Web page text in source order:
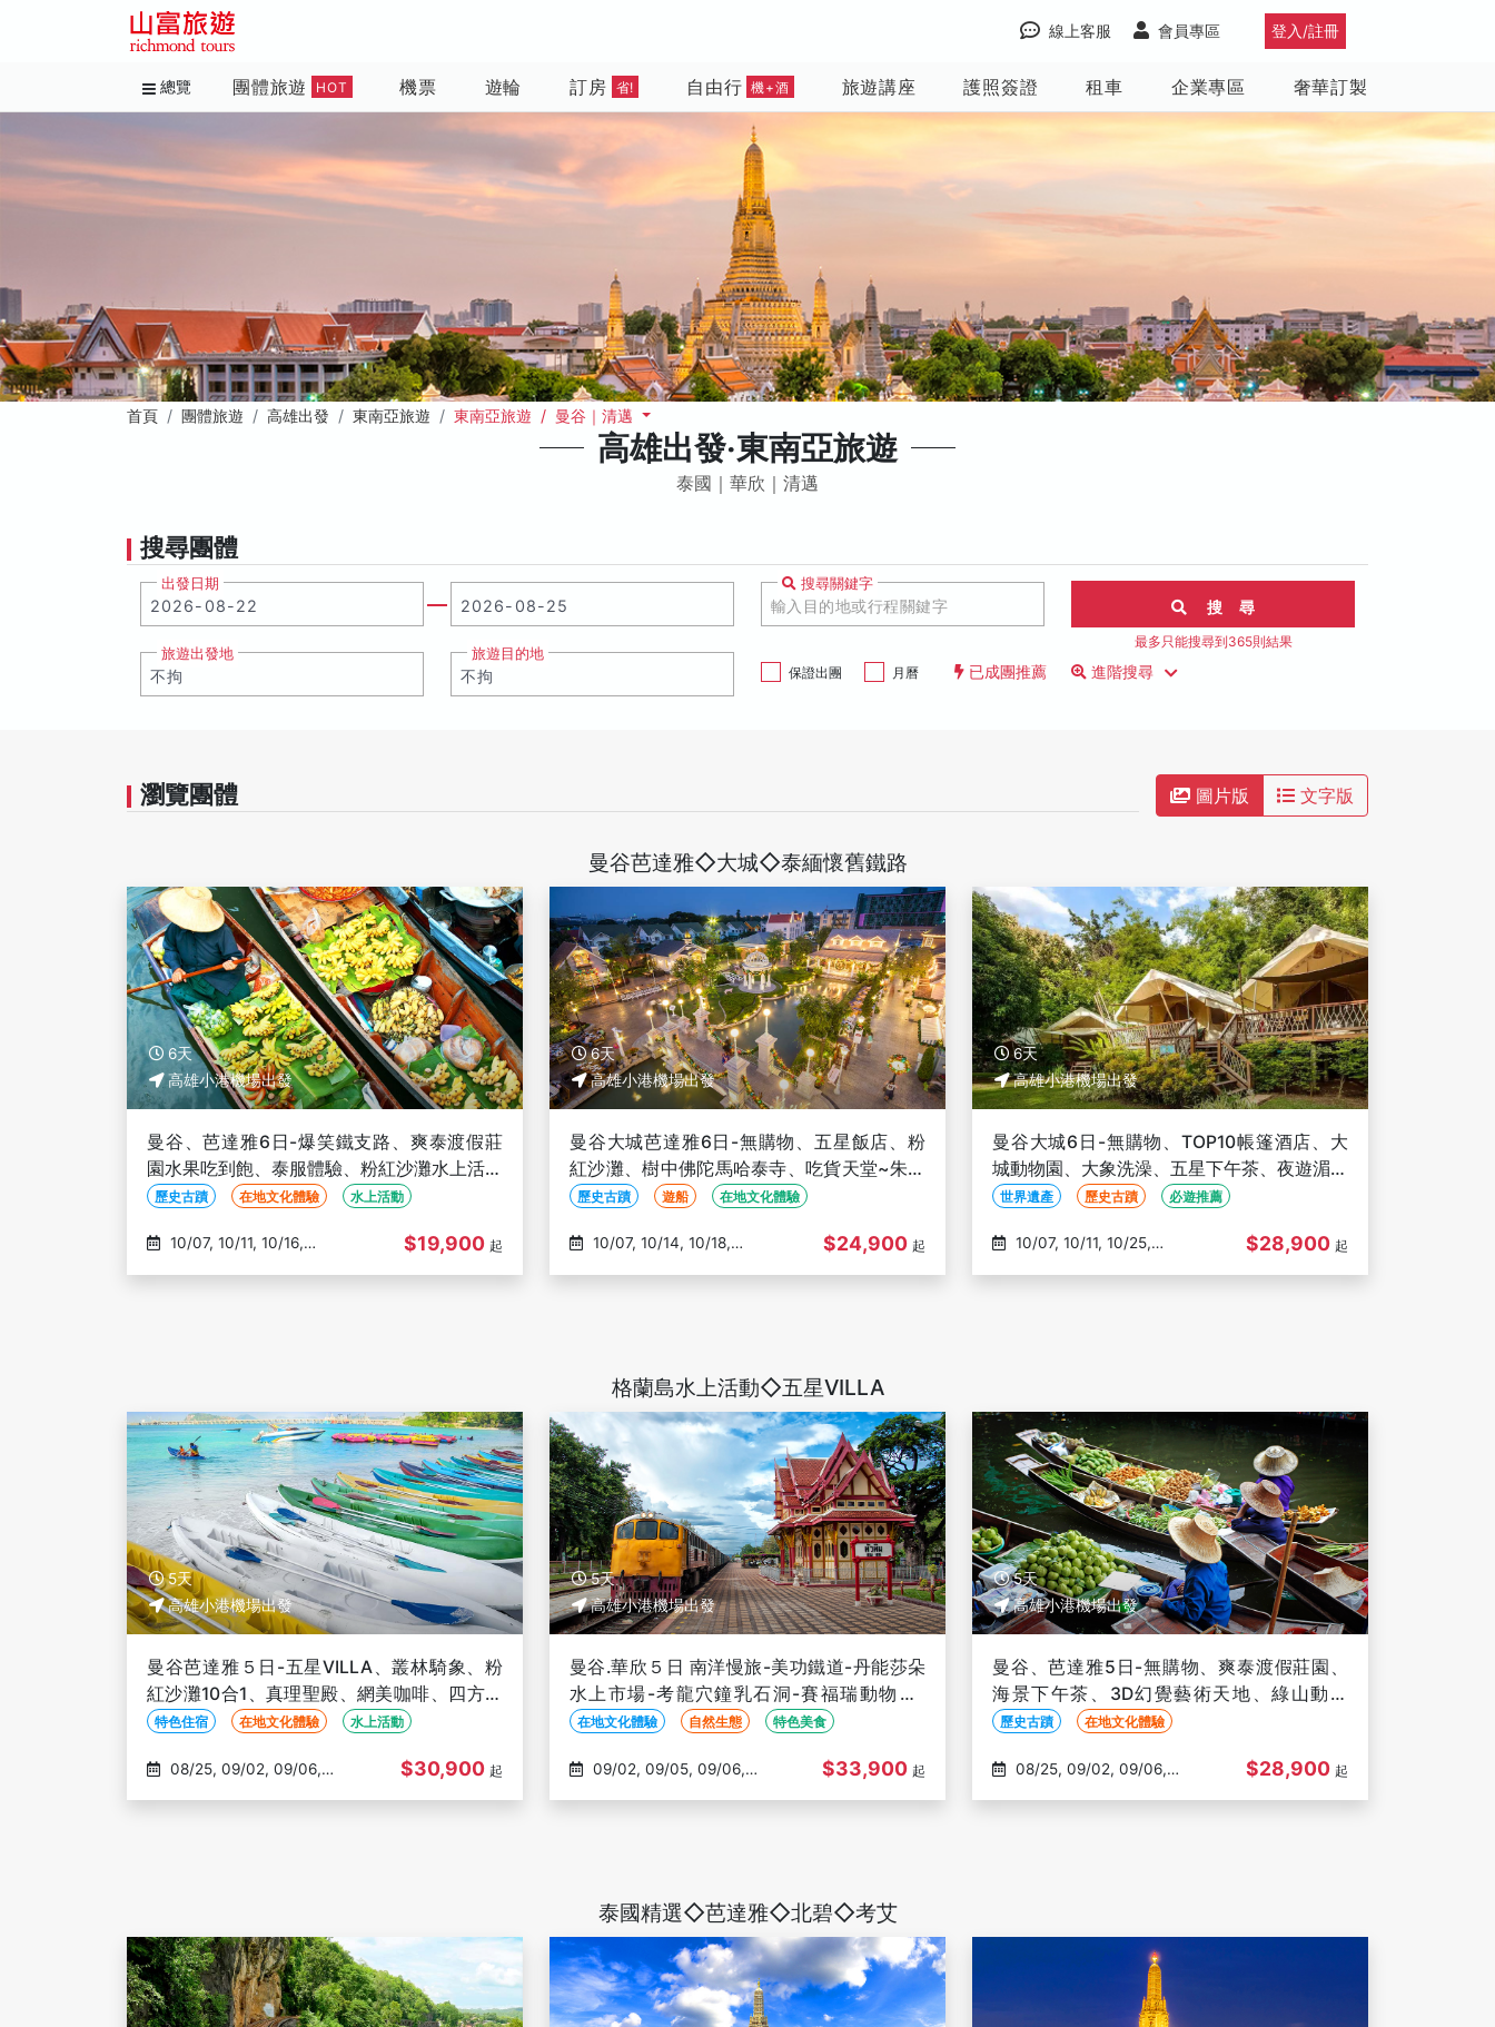
登入/註冊
會員專區
線上客服
總覽 團體旅遊 HOT 機票 遊輪 訂房 省! 自由行 機+酒 旅遊講座 護照簽證 租車 企業專區 奢華訂製
首頁 團體旅遊 高雄出發 東南亞旅遊 東南亞旅遊 / 曼谷｜清邁
高雄出發‧東南亞旅遊
泰國｜華欣｜清邁
搜尋團體
出發日期 搜尋關鍵字
旅遊出發地
旅遊目的地
保證出團
月曆 已成團推薦
搜 尋
最多只能搜尋到365則結果
進階搜尋
瀏覽團體 圖片版 文字版
曼谷芭達雅◇大城◇泰緬懷舊鐵路
6天
高雄小港機場出發
曼谷、芭達雅6日-爆笑鐵支路、爽泰渡假莊
園水果吃到飽、泰服體驗、粉紅沙灘水上活動
【泰亞航】-高雄出發
歷史古蹟 在地文化體驗 水上活動
$19,900 起
6天
高雄小港機場出發
曼谷大城芭達雅6日-無購物、五星飯店、粉
紅沙灘、樹中佛陀馬哈泰寺、吃貨天堂~朱拉
隆功、大城動物園【泰亞航】-高雄出發
歷史古蹟 遊船 在地文化體驗
$24,900 起
6天
高雄小港機場出發
曼谷大城6日-無購物、TOP10帳篷酒店、大
城動物園、大象洗澡、五星下午茶、夜遊湄南
河、泰緬懷舊鐵路【泰亞航】-高雄出發
世界遺產 歷史古蹟 必遊推薦
$28,900 起
格蘭島水上活動◇五星VILLA
5天
高雄小港機場出發
曼谷芭達雅５日-五星VILLA、叢林騎象、粉
紅沙灘10合1、真理聖殿、網美咖啡、四方水
上市場、泰式按摩【華航】-高雄出發
特色住宿 在地文化體驗 水上活動
$30,900 起
5天
高雄小港機場出發
曼谷.華欣５日 南洋慢旅-美功鐵道-丹能莎朵
水上市場-考龍穴鐘乳石洞-賽福瑞動物園-
ICONSIAM【華航】-高雄出發
在地文化體驗 自然生態 特色美食
$33,900 起
5天
高雄小港機場出發
曼谷、芭達雅5日-無購物、爽泰渡假莊園、
海景下午茶、3D幻覺藝術天地、綠山動物
園、嘟嘟車遊曼谷【華航】-高雄出發
歷史古蹟 在地文化體驗
$28,900 起
泰國精選◇芭達雅◇北碧◇考艾